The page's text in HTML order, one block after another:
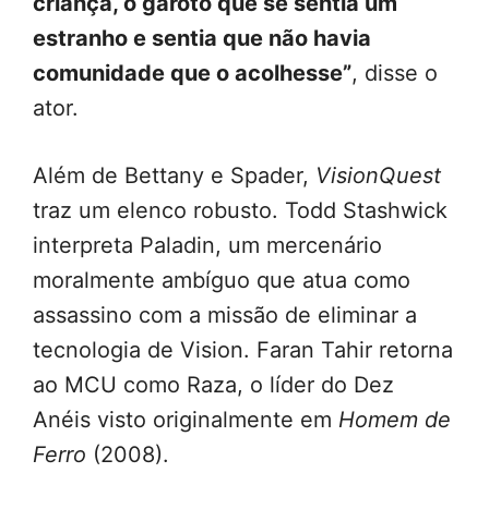
estranho e sentia que não havia
comunidade que o acolhesse”, disse o
ator.
Além de Bettany e Spader, VisionQuest
traz um elenco robusto. Todd Stashwick
interpreta Paladin, um mercenário
moralmente ambíguo que atua como
assassino com a missão de eliminar a
tecnologia de Vision. Faran Tahir retorna
ao MCU como Raza, o líder do Dez
Anéis visto originalmente em Homem de
Ferro (2008).